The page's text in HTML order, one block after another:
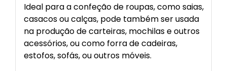
Ideal para a confeção de roupas, como saias,
casacos ou calças, pode também ser usada
na produção de carteiras, mochilas e outros
acessórios, ou como forra de cadeiras,
estofos, sofás, ou outros móveis.